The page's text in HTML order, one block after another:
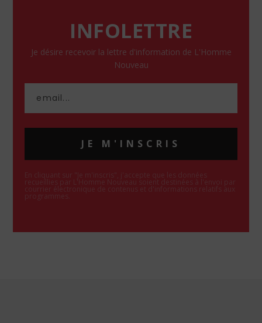
INFOLETTRE
Je désire recevoir la lettre d'information de L'Homme
Nouveau
JE M'INSCRIS
En cliquant sur "Je m'inscris", j'accepte que les données
recueillies par L'Homme Nouveau soient destinées à l'envoi par
courrier électronique de contenus et d'informations relatifs aux
programmes.